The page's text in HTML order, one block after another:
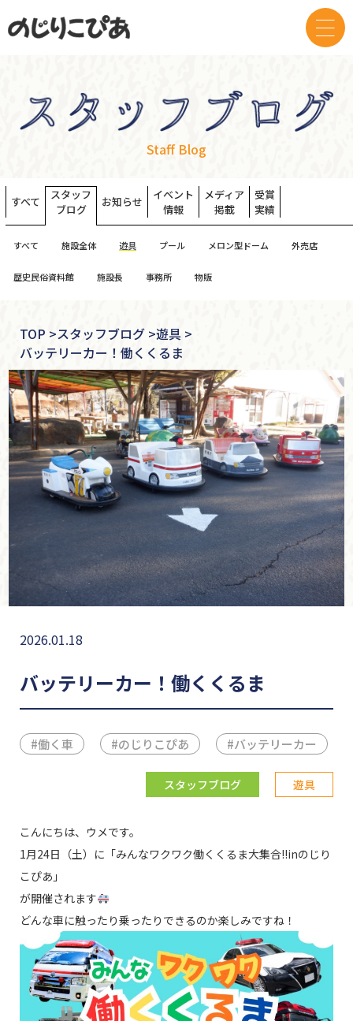
Staff Blog
すべて
スタッフ
ブログ
お知らせ
イベント
情報
メディア
掲載
受賞
実績
すべて 施設全体 遊具 プール メロン型ドーム 外売店
歴史民俗資料館 施設長 事務所 物販
TOP >スタッフブログ >遊具 >
バッテリーカー！働くくるま
2026.01.18
バッテリーカー！働くくるま
#働く車 #のじりこぴあ #バッテリーカー
スタッフブログ 遊具
こんにちは、ウメです。
1月24日（土）に「みんなワクワク働くくるま大集合!!inのじり
こぴあ」
が開催されます
どんな車に触ったり乗ったりできるのか楽しみですね！